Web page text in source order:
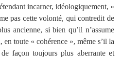
incarner, idéologiquement, «
pas cette volonté, qui contredit de
ancienne, si bien qu’il n’assume
en toute « cohérence », même s’il la
façon toujours plus aberrante et